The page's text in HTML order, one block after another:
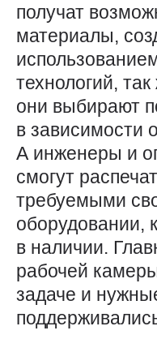
получат
материалы,
технологий,
они выбирают
в зависимости
А инженеры и
смогут
требуемыми
оборудовании,
в наличии.
рабочей
задаче и